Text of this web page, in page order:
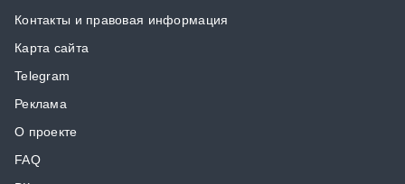
Контакты и правовая информация
Карта сайта
Telegram
Реклама
О проекте
FAQ